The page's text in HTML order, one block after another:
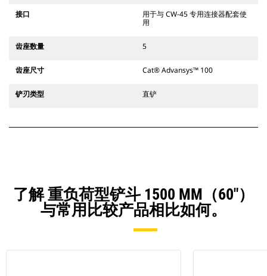
接口
用于与 CW-45 专用连接器配套使
用
齿座数量 5
齿座尺寸 Cat® Advansys™ 100
铲刃类型 直铲
了解 重负荷型铲斗 1500 MM（60"）
与常用比较产品相比如何。